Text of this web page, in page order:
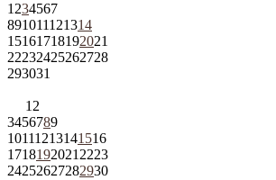
1 234567
891011121314
15161718192021
22232425262728
293031
1 2
3456789
10111213141516
1718192021 2223
24252627282930